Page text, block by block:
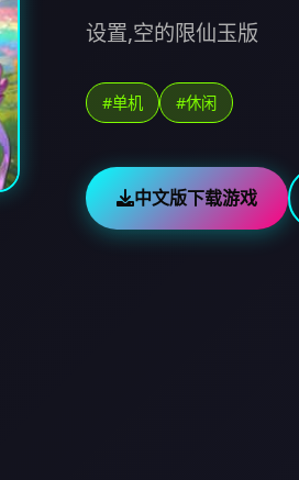
设置,空的限仙玉版
#单机 #休闲
中文版下载游戏